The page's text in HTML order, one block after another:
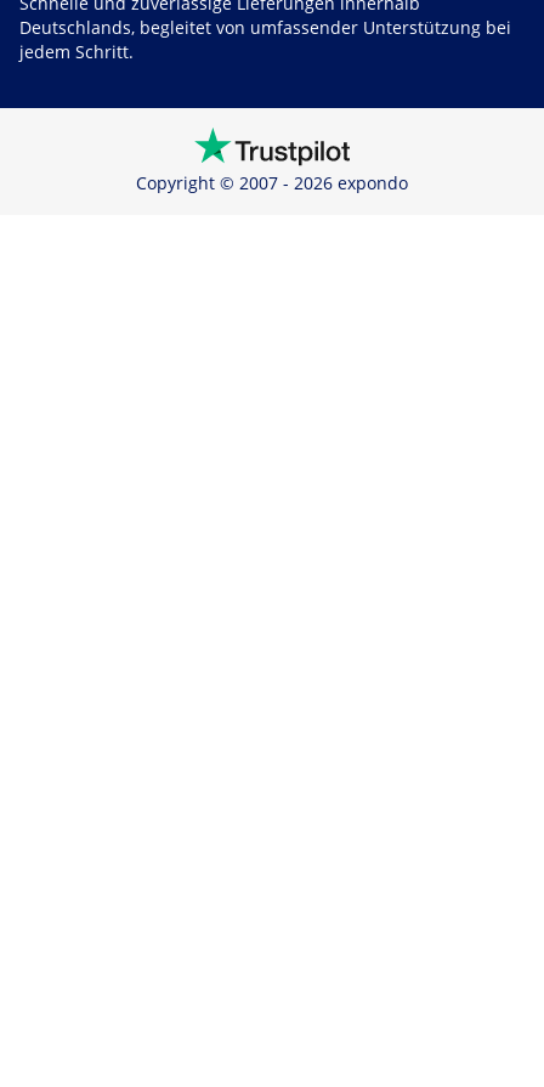
Deutschlands, begleitet von umfassender Unterstützung bei
jedem Schritt.
Copyright © 2007 - 2026 expondo